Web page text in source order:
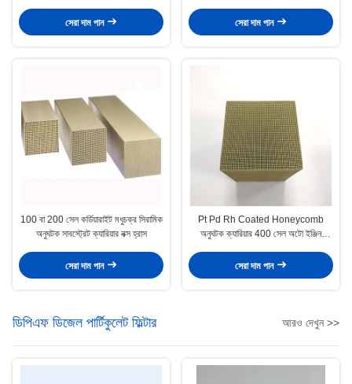
সেরা দাম পান
সেরা দাম পান
100 বা 200 সেল কর্ডিয়ারাইট মধুচক্র সিরামিক
অনুঘটক সাবস্ট্রেট ক্যারিয়ার নক্স হ্রাস
সেরা দাম পান
Pt Pd Rh Coated Honeycomb
অনুঘটক ক্যারিয়ার 400 সেল অটো ইঞ্জিন
সেরা দাম পান
ডিপিএফ ডিজেল পার্টিকুলেট ফিল্টার আরও দেখুন >>